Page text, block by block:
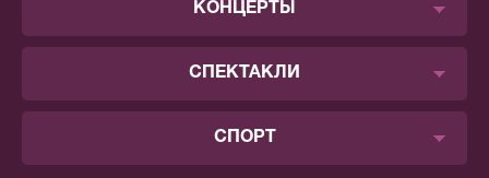
КОНЦЕРТЫ
СПЕКТАКЛИ
СПОРТ